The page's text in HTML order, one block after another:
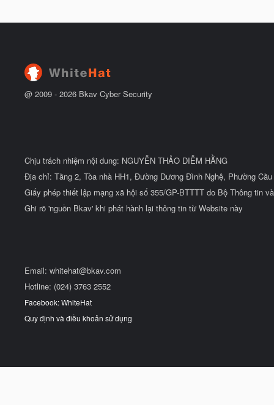
@ 2009 - 2026 Bkav Cyber Security
Chịu trách nhiệm nội dung: NGUYỄN THẢO DIỄM HẰNG
Địa chỉ: Tầng 2, Tòa nhà HH1, Đường Dương Đình Nghệ, Phường
Giấy phép thiết lập mạng xã hội số 355/GP-BTTTT do Bộ Thông tin
Ghi rõ 'nguồn Bkav' khi phát hành lại thông tin từ Website này
Email: whitehat@bkav.com
Hotline: (024) 3763 2552
Facebook: WhiteHat
Quy định và điều khoản sử dụng